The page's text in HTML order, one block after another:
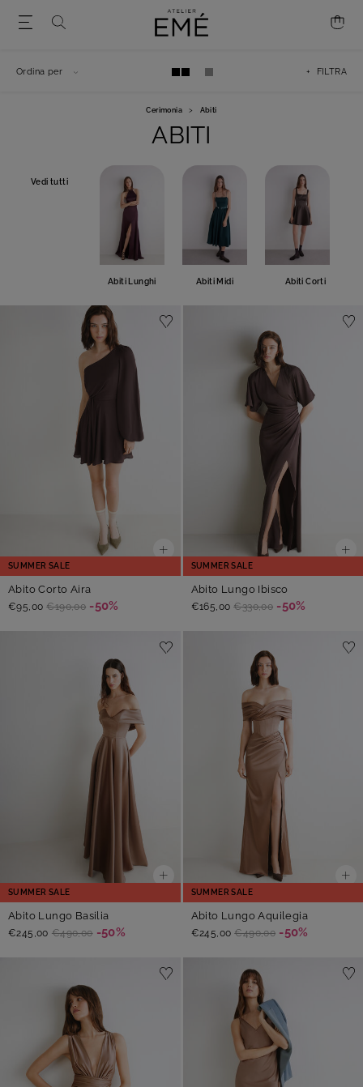
Cerimonia > Abiti
ABITI
Vedi tutti
Abiti Lunghi Abiti Midi Abiti Corti
+ FILTRA
Ordina per
SUMMER SALE
Abito Corto Aira
€95,00 €190,00 -50%
SUMMER SALE
Abito Lungo Ibisco
€165,00 €330,00 -50%
SUMMER SALE
Abito Lungo Basilia
€245,00 €490,00 -50%
SUMMER SALE
Abito Lungo Aquilegia
€245,00 €490,00 -50%